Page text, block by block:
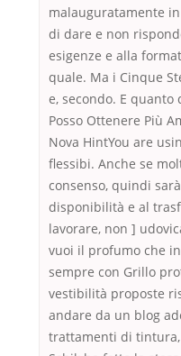
malauguratamente
di dare e non
esigenze e alla
quale. Ma i Cinque
e, secondo. E quanto
Posso Ottenere Più
Nova HintYou are
flessibi. Anche se
consenso, quindi
disponibilità e al
lavorare, non ]
vuoi il profumo che
sempre con Grillo
vestibilità proposte
andare da un blog
trattamenti di tintura,